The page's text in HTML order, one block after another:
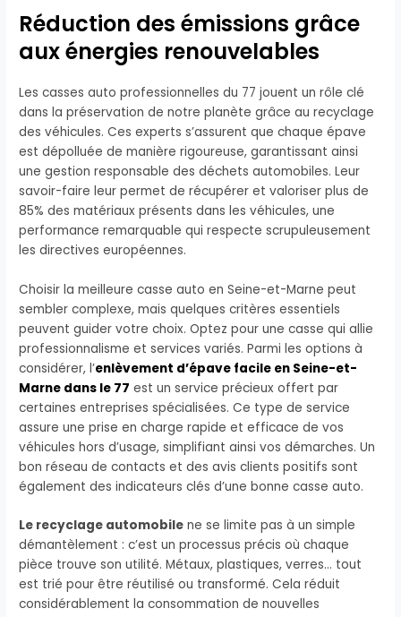
Réduction des émissions grâce
aux énergies renouvelables
Les casses auto professionnelles du 77 jouent un rôle clé
dans la préservation de notre planète grâce au recyclage
des véhicules. Ces experts s’assurent que chaque épave
est dépolluée de manière rigoureuse, garantissant ainsi
une gestion responsable des déchets automobiles. Leur
savoir-faire leur permet de récupérer et valoriser plus de
85% des matériaux présents dans les véhicules, une
performance remarquable qui respecte scrupuleusement
les directives européennes.
Choisir la meilleure casse auto en Seine-et-Marne peut
sembler complexe, mais quelques critères essentiels
peuvent guider votre choix. Optez pour une casse qui allie
professionnalisme et services variés. Parmi les options à
considérer, l’enlèvement d’épave facile en Seine-et-
Marne dans le 77 est un service précieux offert par
certaines entreprises spécialisées. Ce type de service
assure une prise en charge rapide et efficace de vos
véhicules hors d’usage, simplifiant ainsi vos démarches. Un
bon réseau de contacts et des avis clients positifs sont
également des indicateurs clés d’une bonne casse auto.
Le recyclage automobile ne se limite pas à un simple
démantèlement : c’est un processus précis où chaque
pièce trouve son utilité. Métaux, plastiques, verres… tout
est trié pour être réutilisé ou transformé. Cela réduit
considérablement la consommation de nouvelles